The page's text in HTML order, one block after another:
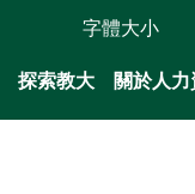
字體大小
探索教大 關於人